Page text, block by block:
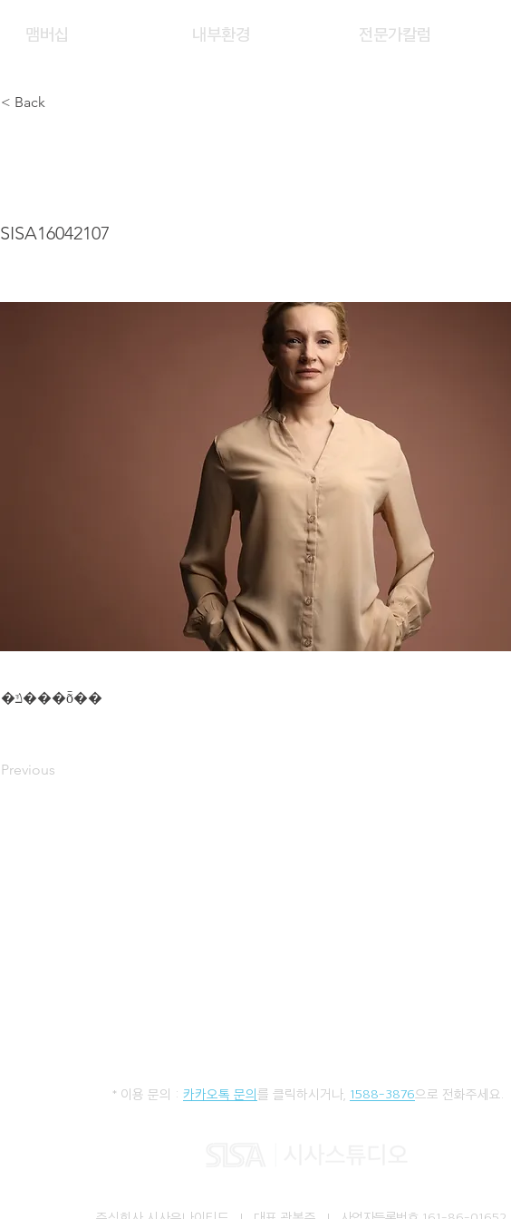
맴버십 내부환경 전문가칼럼
< Back
SISA16042107
�ݿ���ȭ��
Previous
* 이용 문의 : 카카오톡 문의를 클릭하시거나, 1588-3876으로 전화주세요.